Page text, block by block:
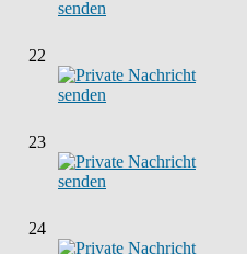
22
23
24